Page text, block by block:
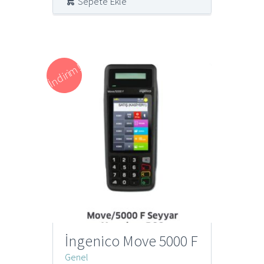
İndirim!
İngenico Move 5000 F
Genel